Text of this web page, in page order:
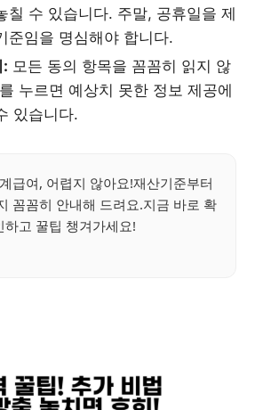
칠 수 있습니다. 주말, 공휴일을 제
준임을 명심해야 합니다.
: 모든 동의 항목을 꼼꼼히 읽지 않
를 누르면 예상치 못한 정보 제공에
있습니다.
급여, 어렵지 않아요!재산기준부터
꼼꼼히 안내해 드려요.지금 바로 확
하고 꿀팁 챙겨가세요!